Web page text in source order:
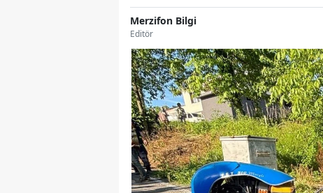
Merzifon Bilgi
Editör